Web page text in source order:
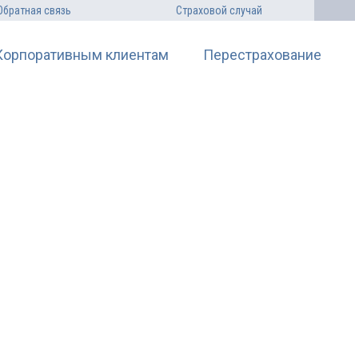
связь Страховой случай
клиентам Перестрахование